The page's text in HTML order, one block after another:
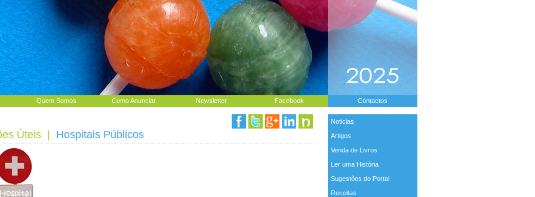
Quem Somos Como Anunciar Newsletter Facebook Contactos
Noticias
Artigos
Venda de Livros
Ler uma História
Sugestões do Portal
Receitas
Úteis Hospitais Públicos